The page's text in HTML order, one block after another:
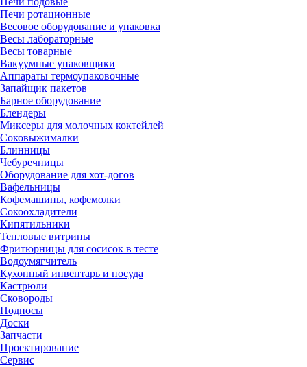
Печи ротационные
Весовое оборудование и упаковка
Весы лабораторные
Весы товарные
Вакуумные упаковщики
Аппараты термоупаковочные
Запайщик пакетов
Барное оборудование
Блендеры
Миксеры для молочных коктейлей
Соковыжималки
Блинницы
Чебуречницы
Оборудование для хот-догов
Вафельницы
Кофемашины, кофемолки
Сокоохладители
Кипятильники
Тепловые витрины
Фритюрницы для сосисок в тесте
Водоумягчитель
Кухонный инвентарь и посуда
Кастрюли
Сковороды
Подносы
Доски
Запчасти
Проектирование
Сервис